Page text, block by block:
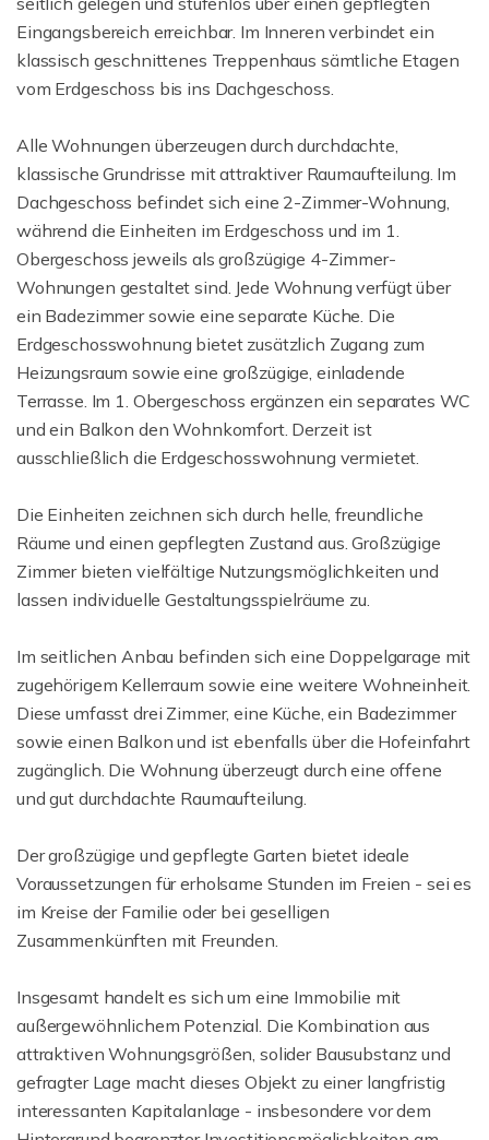
Eingangsbereich erreichbar. Im Inneren verbindet ein
klassisch geschnittenes Treppenhaus sämtliche Etagen
vom Erdgeschoss bis ins Dachgeschoss.
Alle Wohnungen überzeugen durch durchdachte,
klassische Grundrisse mit attraktiver Raumaufteilung. Im
Dachgeschoss befindet sich eine 2-Zimmer-Wohnung,
während die Einheiten im Erdgeschoss und im 1.
Obergeschoss jeweils als großzügige 4-Zimmer-
Wohnungen gestaltet sind. Jede Wohnung verfügt über
ein Badezimmer sowie eine separate Küche. Die
Erdgeschosswohnung bietet zusätzlich Zugang zum
Heizungsraum sowie eine großzügige, einladende
Terrasse. Im 1. Obergeschoss ergänzen ein separates WC
und ein Balkon den Wohnkomfort. Derzeit ist
ausschließlich die Erdgeschosswohnung vermietet.
Die Einheiten zeichnen sich durch helle, freundliche
Räume und einen gepflegten Zustand aus. Großzügige
Zimmer bieten vielfältige Nutzungsmöglichkeiten und
lassen individuelle Gestaltungsspielräume zu.
Im seitlichen Anbau befinden sich eine Doppelgarage mit
zugehörigem Kellerraum sowie eine weitere Wohneinheit.
Diese umfasst drei Zimmer, eine Küche, ein Badezimmer
sowie einen Balkon und ist ebenfalls über die Hofeinfahrt
zugänglich. Die Wohnung überzeugt durch eine offene
und gut durchdachte Raumaufteilung.
Der großzügige und gepflegte Garten bietet ideale
Voraussetzungen für erholsame Stunden im Freien - sei es
im Kreise der Familie oder bei geselligen
Zusammenkünften mit Freunden.
Insgesamt handelt es sich um eine Immobilie mit
außergewöhnlichem Potenzial. Die Kombination aus
attraktiven Wohnungsgrößen, solider Bausubstanz und
gefragter Lage macht dieses Objekt zu einer langfristig
interessanten Kapitalanlage - insbesondere vor dem